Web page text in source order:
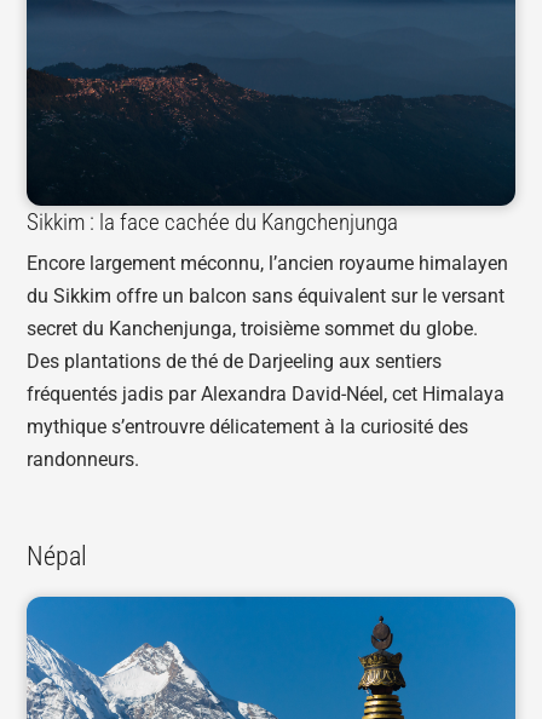
Sikkim : la face cachée du Kangchenjunga
Encore largement méconnu, l’ancien royaume himalayen
du Sikkim offre un balcon sans équivalent sur le versant
secret du Kanchenjunga, troisième sommet du globe.
Des plantations de thé de Darjeeling aux sentiers
fréquentés jadis par Alexandra David-Néel, cet Himalaya
mythique s’entrouvre délicatement à la curiosité des
randonneurs.
Népal